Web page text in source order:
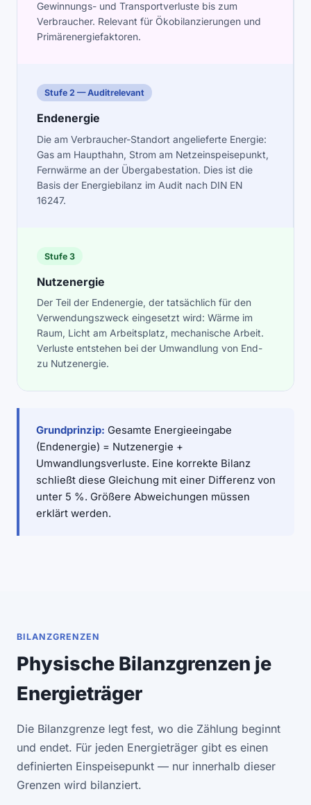
Gewinnungs- und Transportverluste bis zum
Verbraucher. Relevant für Ökobilanzierungen und
Primärenergiefaktoren.
Stufe 2 — Auditrelevant
Endenergie
Die am Verbraucher-Standort angelieferte Energie:
Gas am Haupthahn, Strom am Netzeinspeisepunkt,
Fernwärme an der Übergabestation. Dies ist die
Basis der Energiebilanz im Audit nach DIN EN
16247.
Stufe 3
Nutzenergie
Der Teil der Endenergie, der tatsächlich für den
Verwendungszweck eingesetzt wird: Wärme im
Raum, Licht am Arbeitsplatz, mechanische Arbeit.
Verluste entstehen bei der Umwandlung von End-
zu Nutzenergie.
Grundprinzip: Gesamte Energieeingabe
(Endenergie) = Nutzenergie +
Umwandlungsverluste. Eine korrekte Bilanz
schließt diese Gleichung mit einer Differenz von
unter 5 %. Größere Abweichungen müssen
erklärt werden.
BILANZGRENZEN
Physische Bilanzgrenzen je
Energieträger
Die Bilanzgrenze legt fest, wo die Zählung beginnt
und endet. Für jeden Energieträger gibt es einen
definierten Einspeisepunkt — nur innerhalb dieser
Grenzen wird bilanziert.